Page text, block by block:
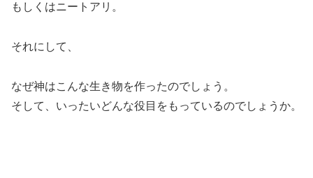
もしくはニートアリ。
それにして、
なぜ神はこんな生き物を作ったのでしょう。
そして、いったいどんな役目をもっているのでしょうか。